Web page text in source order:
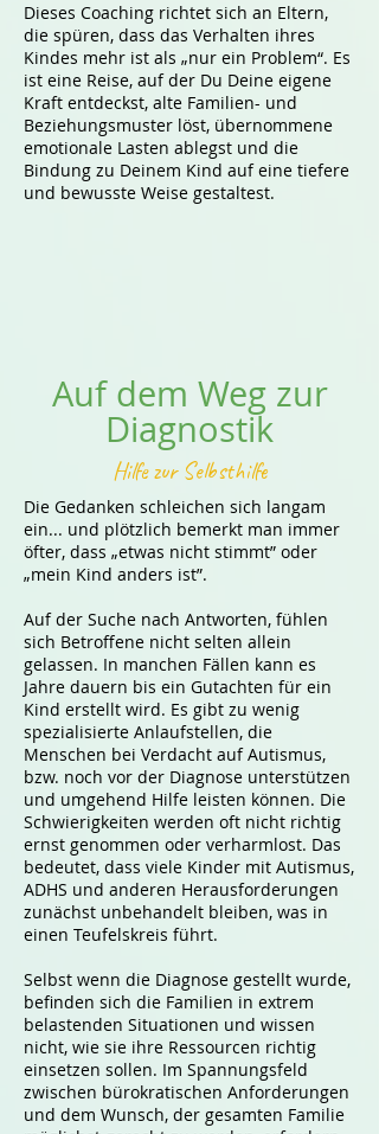
Dieses Coaching richtet sich an Eltern,
die spüren, dass das Verhalten ihres
Kindes mehr ist als „nur ein Problem“. Es
ist eine Reise, auf der Du Deine eigene
Kraft entdeckst, alte Familien- und
Beziehungsmuster löst, übernommene
emotionale Lasten ablegst und die
Bindung zu Deinem Kind auf eine tiefere
und bewusste Weise gestaltest.
Auf dem Weg zur
Diagnostik
Hilfe zur Selbsthilfe
Die Gedanken schleichen sich langam
ein... und plötzlich bemerkt man immer
öfter, dass „etwas nicht stimmt” oder
„mein Kind anders ist”.
Auf der Suche nach Antworten, fühlen
sich Betroffene nicht selten allein
gelassen. In manchen Fällen kann es
Jahre dauern bis ein Gutachten für ein
Kind erstellt wird. Es gibt zu wenig
spezialisierte Anlaufstellen, die
Menschen bei Verdacht auf Autismus,
bzw. noch vor der Diagnose unterstützen
und umgehend Hilfe leisten können. Die
Schwierigkeiten werden oft nicht richtig
ernst genommen oder verharmlost. Das
bedeutet, dass viele Kinder mit Autismus,
ADHS und anderen Herausforderungen
zunächst unbehandelt bleiben, was in
einen Teufelskreis führt.
Selbst wenn die Diagnose gestellt wurde,
befinden sich die Familien in extrem
belastenden Situationen und wissen
nicht, wie sie ihre Ressourcen richtig
einsetzen sollen. Im Spannungsfeld
zwischen bürokratischen Anforderungen
und dem Wunsch, der gesamten Familie